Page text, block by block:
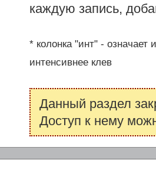
каждую запись,
* колонка "инт" -
интенсивнее клев
Данный раздел
Доступ к нему